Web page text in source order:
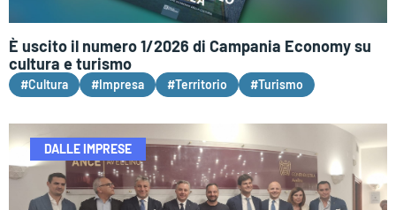
È uscito il numero 1/2026 di Campania Economy su
cultura e turismo
#Cultura #Impresa #Territorio #Turismo
DALLE IMPRESE